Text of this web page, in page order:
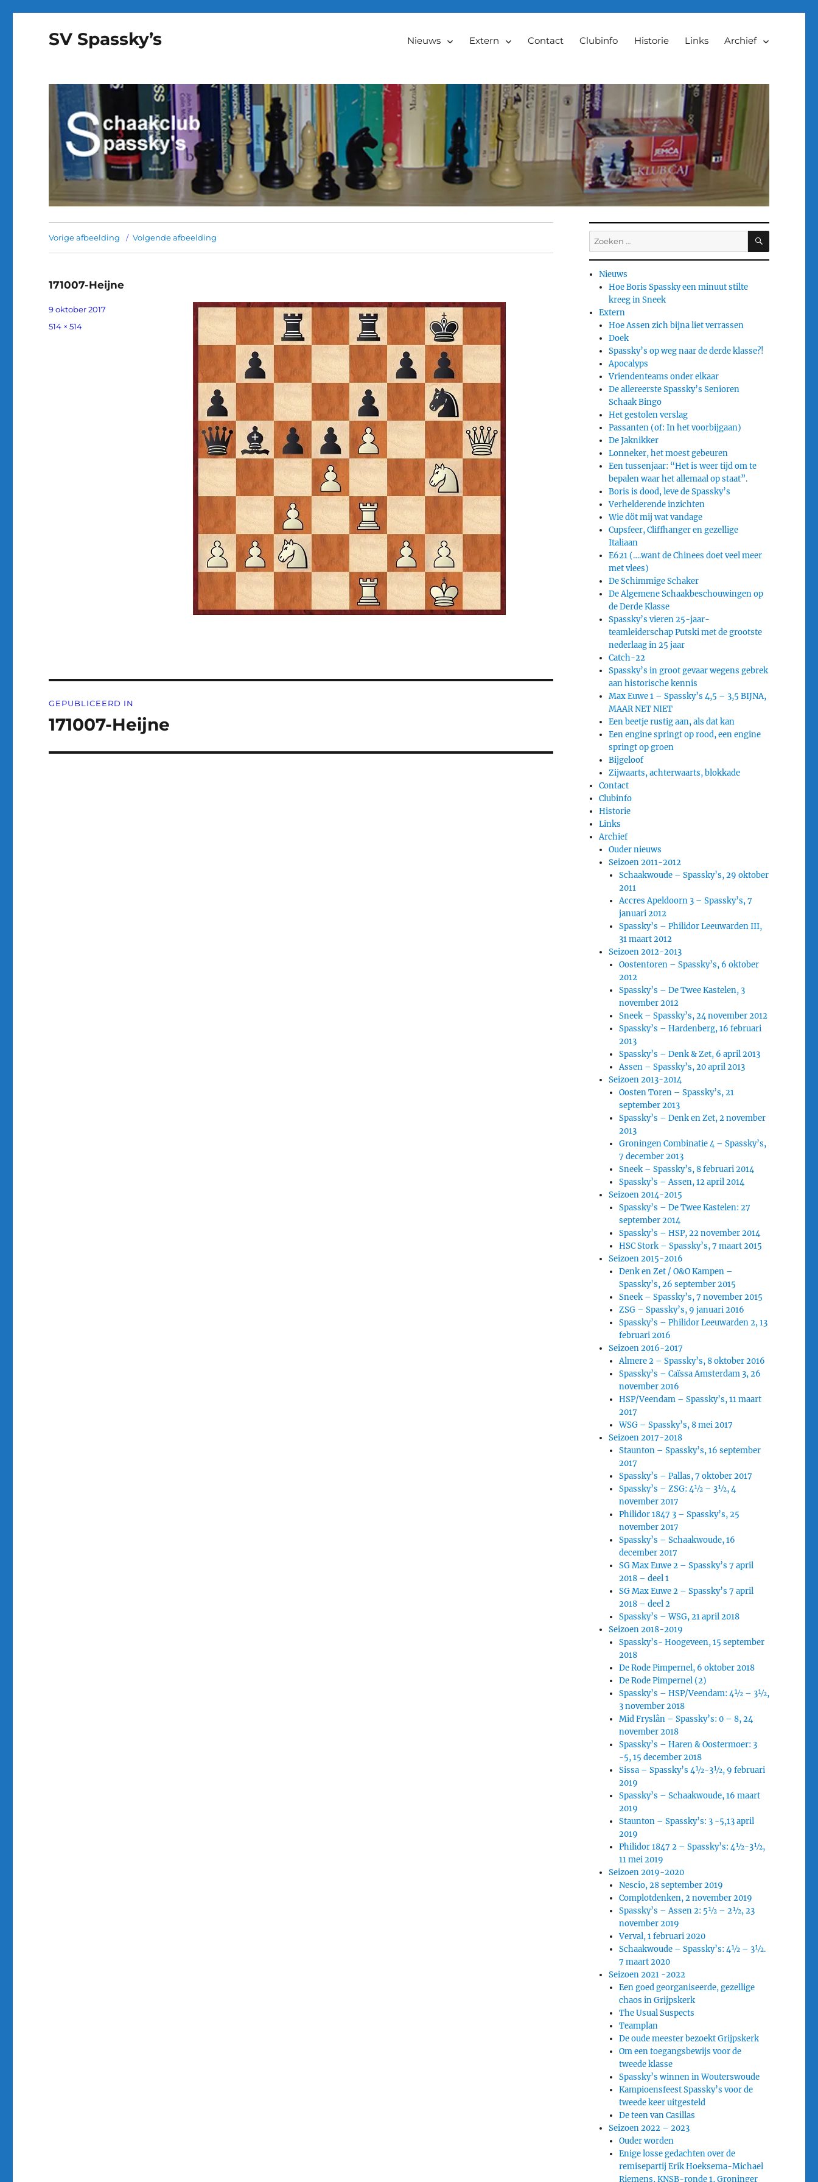
SV Spassky’s Nieuws Extern Contact Clubinfo Historie Links Archief
Vorige afbeelding Volgende afbeelding
171007-Heijne
Geplaatst
op
9 oktober 2017
Volledige
514 × 514
navigatie
GEPUBLICEERD IN
171007-Heijne
Zoeken
naar:
ZOEKEN
Nieuws
Hoe Boris Spassky een minuut stilte
kreeg in Sneek
Extern
Hoe Assen zich bijna liet verrassen
Doek
Spassky’s op weg naar de derde klasse?!
Apocalyps
Vriendenteams onder elkaar
De allereerste Spassky’s Senioren
Schaak Bingo
Het gestolen verslag
Passanten (of: In het voorbijgaan)
De Jaknikker
Lonneker, het moest gebeuren
Een tussenjaar: “Het is weer tijd om te
bepalen waar het allemaal op staat”.
Boris is dood, leve de Spassky’s
Verhelderende inzichten
Wie döt mij wat vandage
Cupsfeer, Cliffhanger en gezellige
Italiaan
E621 (….want de Chinees doet veel meer
met vlees)
De Schimmige Schaker
De Algemene Schaakbeschouwingen op
de Derde Klasse
Spassky’s vieren 25-jaar-
teamleiderschap Putski met de grootste
nederlaag in 25 jaar
Catch-22
Spassky’s in groot gevaar wegens gebrek
aan historische kennis
Max Euwe 1 – Spassky’s 4,5 – 3,5 BIJNA,
MAAR NET NIET
Een beetje rustig aan, als dat kan
Een engine springt op rood, een engine
springt op groen
Bijgeloof
Zijwaarts, achterwaarts, blokkade
Contact
Clubinfo
Historie
Links
Archief
Ouder nieuws
Seizoen 2011-2012
Schaakwoude – Spassky’s, 29 oktober
2011
Accres Apeldoorn 3 – Spassky’s, 7
januari 2012
Spassky’s – Philidor Leeuwarden III,
31 maart 2012
Seizoen 2012-2013
Oostentoren – Spassky’s, 6 oktober
2012
Spassky’s – De Twee Kastelen, 3
november 2012
Sneek – Spassky’s, 24 november 2012
Spassky’s – Hardenberg, 16 februari
2013
Spassky’s – Denk & Zet, 6 april 2013
Assen – Spassky’s, 20 april 2013
Seizoen 2013-2014
Oosten Toren – Spassky’s, 21
september 2013
Spassky’s – Denk en Zet, 2 november
2013
Groningen Combinatie 4 – Spassky’s,
7 december 2013
Sneek – Spassky’s, 8 februari 2014
Spassky’s – Assen, 12 april 2014
Seizoen 2014-2015
Spassky’s – De Twee Kastelen: 27
september 2014
Spassky’s – HSP, 22 november 2014
HSC Stork – Spassky’s, 7 maart 2015
Seizoen 2015-2016
Denk en Zet / O&O Kampen –
Spassky’s, 26 september 2015
Sneek – Spassky’s, 7 november 2015
ZSG – Spassky’s, 9 januari 2016
Spassky’s – Philidor Leeuwarden 2, 13
februari 2016
Seizoen 2016-2017
Almere 2 – Spassky’s, 8 oktober 2016
Spassky’s – Caïssa Amsterdam 3, 26
november 2016
HSP/Veendam – Spassky’s, 11 maart
2017
WSG – Spassky’s, 8 mei 2017
Seizoen 2017-2018
Staunton – Spassky’s, 16 september
2017
Spassky’s – Pallas, 7 oktober 2017
Spassky’s – ZSG: 4½ – 3½, 4
november 2017
Philidor 1847 3 – Spassky’s, 25
november 2017
Spassky’s – Schaakwoude, 16
december 2017
SG Max Euwe 2 – Spassky’s 7 april
2018 – deel 1
SG Max Euwe 2 – Spassky’s 7 april
2018 – deel 2
Spassky’s – WSG, 21 april 2018
Seizoen 2018-2019
Spassky’s- Hoogeveen, 15 september
2018
De Rode Pimpernel, 6 oktober 2018
De Rode Pimpernel (2)
Spassky’s – HSP/Veendam: 4½ – 3½,
3 november 2018
Mid Fryslân – Spassky’s: 0 – 8, 24
november 2018
Spassky’s – Haren & Oostermoer: 3
-5, 15 december 2018
Sissa – Spassky’s 4½-3½, 9 februari
2019
Spassky’s – Schaakwoude, 16 maart
2019
Staunton – Spassky’s: 3 -5,13 april
2019
Philidor 1847 2 – Spassky’s: 4½-3½,
11 mei 2019
Seizoen 2019-2020
Nescio, 28 september 2019
Complotdenken, 2 november 2019
Spassky’s – Assen 2: 5½ – 2½, 23
november 2019
Verval, 1 februari 2020
Schaakwoude – Spassky’s: 4½ – 3½.
7 maart 2020
Seizoen 2021 -2022
Een goed georganiseerde, gezellige
chaos in Grijpskerk
The Usual Suspects
Teamplan
De oude meester bezoekt Grijpskerk
Om een toegangsbewijs voor de
tweede klasse
Spassky’s winnen in Wouterswoude
Kampioensfeest Spassky’s voor de
tweede keer uitgesteld
De teen van Casillas
Seizoen 2022 – 2023
Ouder worden
Enige losse gedachten over de
remisepartij Erik Hoeksema-Michael
Riemens, KNSB-ronde 1, Groninger